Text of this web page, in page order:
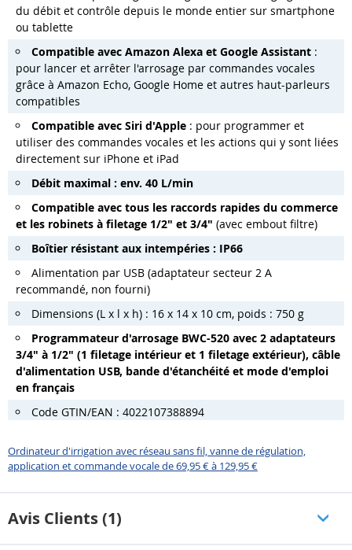
du débit et contrôle depuis le monde entier sur smartphone
ou tablette
Compatible avec Amazon Alexa et Google Assistant :
pour lancer et arrêter l'arrosage par commandes vocales
grâce à Amazon Echo, Google Home et autres haut-parleurs
compatibles
Compatible avec Siri d'Apple : pour programmer et
utiliser des commandes vocales et les actions qui y sont liées
directement sur iPhone et iPad
Débit maximal : env. 40 L/min
Compatible avec tous les raccords rapides du commerce
et les robinets à filetage 1/2" et 3/4" (avec embout filtre)
Boîtier résistant aux intempéries : IP66
Alimentation par USB (adaptateur secteur 2 A
recommandé, non fourni)
Dimensions (L x l x h) : 16 x 14 x 10 cm, poids : 750 g
Programmateur d'arrosage BWC-520 avec 2 adaptateurs
3/4" à 1/2" (1 filetage intérieur et 1 filetage extérieur), câble
d'alimentation USB, bande d'étanchéité et mode d'emploi
en français
Code GTIN/EAN : 4022107388894
Ordinateur d'irrigation avec réseau sans fil, vanne de régulation,
application et commande vocale de 69,95 € à 129,95 €
Avis Clients (1)